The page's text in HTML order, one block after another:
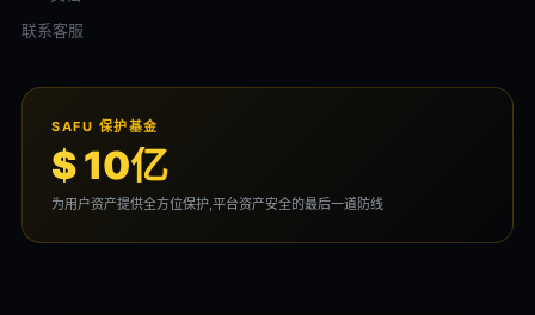
联系客服
SAFU 保护基金
$ 10亿
为用户资产提供全方位保护,平台资产安全的最后一道防线